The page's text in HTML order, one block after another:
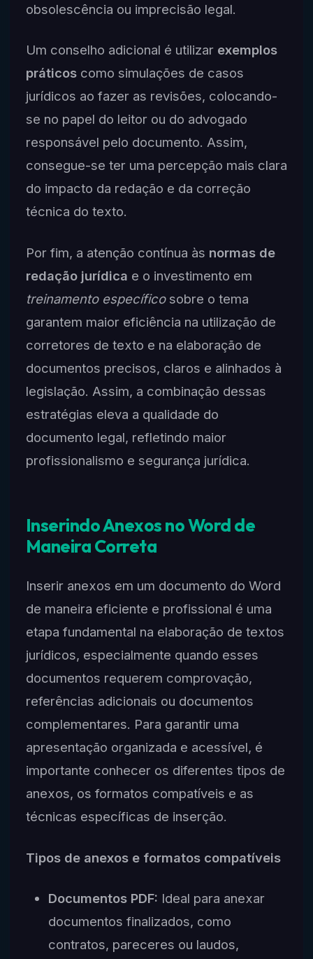
obsolescência ou imprecisão legal.
Um conselho adicional é utilizar exemplos
práticoscomo simulações de casos
jurídicos ao fazer as revisões, colocando-
se no papel do leitor ou do advogado
responsável pelo documento. Assim,
consegue-se ter uma percepção mais clara
do impacto da redação e da correção
técnica do texto.
Por fim, a atenção contínua às normas de
redação jurídica e o investimento em
treinamento específicosobre o tema
garantem maior eficiência na utilização de
corretores de texto e na elaboração de
documentos precisos, claros e alinhados à
legislação. Assim, a combinação dessas
estratégias eleva a qualidade do
documento legal, refletindo maior
profissionalismo e segurança jurídica.
Inserindo Anexos no Word de
Maneira Correta
Inserir anexos em um documento do Word
de maneira eficiente e profissional é uma
etapa fundamental na elaboração de textos
jurídicos, especialmente quando esses
documentos requerem comprovação,
referências adicionais ou documentos
complementares. Para garantir uma
apresentação organizada e acessível, é
importante conhecer os diferentes tipos de
anexos, os formatos compatíveis e as
técnicas específicas de inserção.
Tipos de anexos e formatos compatíveis
Documentos PDF: Ideal para anexar
documentos finalizados, como
contratos, pareceres ou laudos,